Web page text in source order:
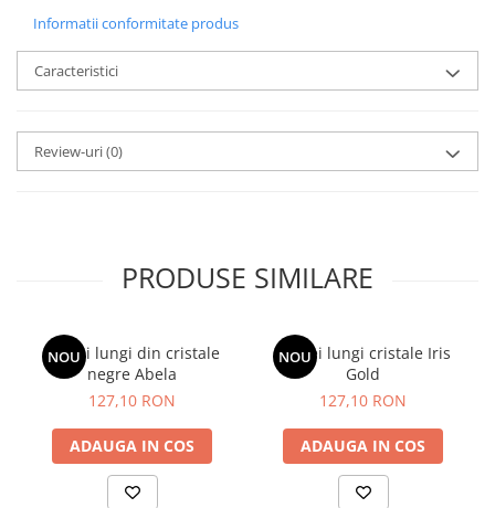
Informatii conformitate produs
Caracteristici
Review-uri(0)
PRODUSE SIMILARE
NOU
Cercei lungi din cristale
negre Abela
127,10 RON
ADAUGA IN COS
NOU
Cercei lungi cristale Iris
Gold
127,10 RON
ADAUGA IN COS